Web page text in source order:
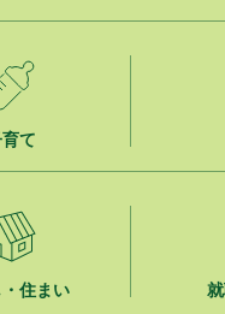
公表について
税（地方創生応援税制）のお願い
ロ棋士から学ぼう！はじめての
画」で手話を学ぼう！
て
住まい